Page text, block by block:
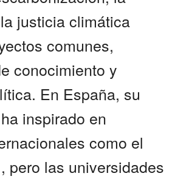
justicia climática
comunes,
conocimiento y
En España, su
inspirado en
como el
pero las universidades